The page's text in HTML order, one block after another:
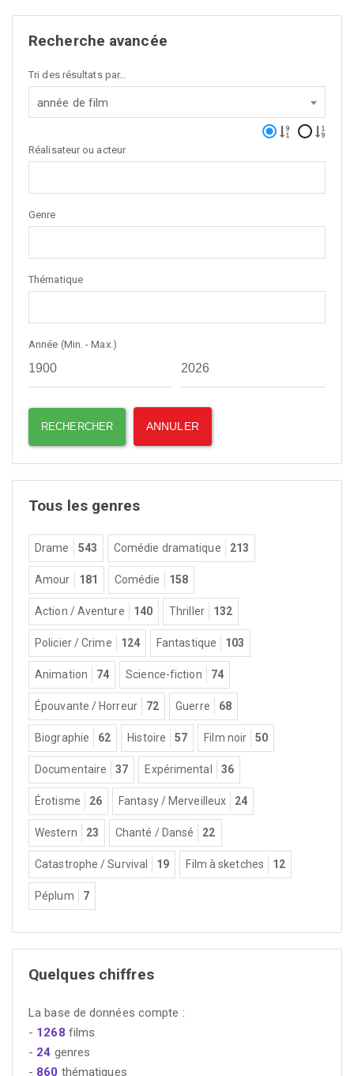
Recherche avancée
Tri des résultats par...
année de film
Réalisateur ou acteur
Genre
Thématique
Année (Min. - Max.)
Tous les genres
Drame 543 Comédie dramatique 213
Amour 181 Comédie 158
Action / Aventure 140 Thriller 132
Policier / Crime 124 Fantastique 103
Animation 74 Science-fiction 74
Épouvante / Horreur 72 Guerre 68
Biographie 62 Histoire 57 Film noir 50
Documentaire 37 Expérimental 36
Érotisme 26 Fantasy / Merveilleux 24
Western 23 Chanté / Dansé 22
Catastrophe / Survival 19 Film à sketches 12
Péplum 7
Quelques chiffres
La base de données compte :
- 1268 films
- 24 genres
- 860 thématiques